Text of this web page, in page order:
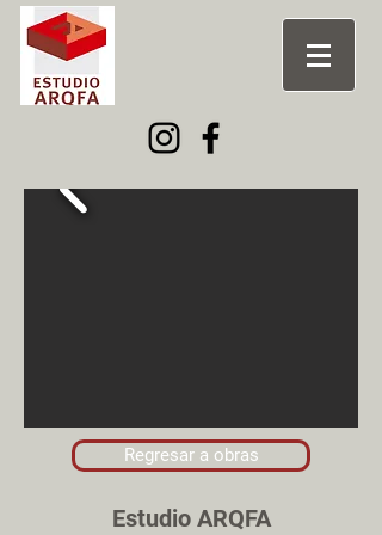
Regresar a obras
Estudio ARQFA